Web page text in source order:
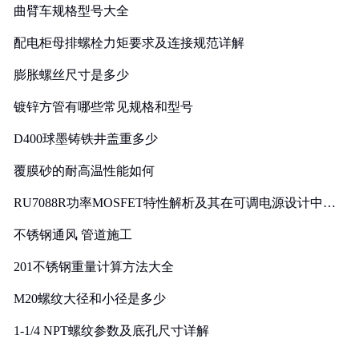
曲臂车规格型号大全
配电柜母排螺栓力矩要求及连接规范详解
膨胀螺丝尺寸是多少
镀锌方管有哪些常见规格和型号
D400球墨铸铁井盖重多少
覆膜砂的耐高温性能如何
RU7088R功率MOSFET特性解析及其在可调电源设计中的
不锈钢通风 管道施工
201不锈钢重量计算方法大全
M20螺纹大径和小径是多少
1-1/4 NPT螺纹参数及底孔尺寸详解